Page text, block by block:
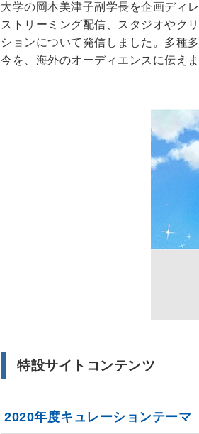
大学の岡本美津子副学長を企画ディ
ストリーミング配信、スタジオやク
ションについて発信しました。多種
今を、海外のオーディエンスに伝えま
特設サイトコンテンツ
2020年度キュレーションテーマ